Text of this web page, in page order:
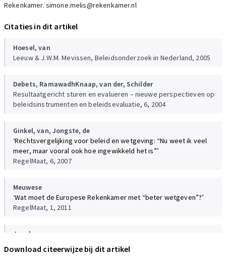
Rekenkamer. simone.melis@rekenkamer.nl
Citaties in dit artikel
Hoesel, van
Leeuw & J.W.M. Mevissen, Beleidsonderzoek in Nederland, 2005
Debets, RamawadhKnaap, van der, Schilder
Resultaatgericht sturen en evalueren – nieuwe perspectieven op
beleidsinstrumenten en beleidsevaluatie, 6, 2004
Ginkel, van, Jongste, de
‘Rechtsvergelijking voor beleid en wetgeving: “Nu weet ik veel
meer, maar vooral ook hoe ingewikkeld het is”’
RegelMaat, 6, 2007
Meuwese
‘Wat moet de Europese Rekenkamer met “beter wetgeven”?’
RegelMaat, 1, 2011
Jacob
2008; Bullock e.a. 2001; R.C. Rist & N. Stame, From studies to
Download citeerwijze bij dit artikel